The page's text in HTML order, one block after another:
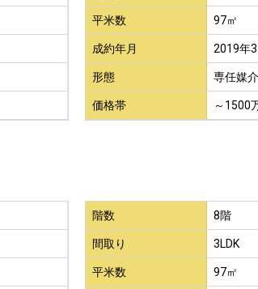
平米数 97㎡
成約年月 2019年
形態 専任媒介
価格帯 ～1500
階数 8階
間取り 3LDK
平米数 97㎡